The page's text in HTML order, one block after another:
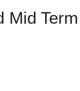
Mid Term